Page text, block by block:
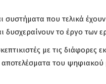
που τελικά έχουν
δυσχεραίνουν το έργο των
με τις διάφορες
αποτελέσματα του